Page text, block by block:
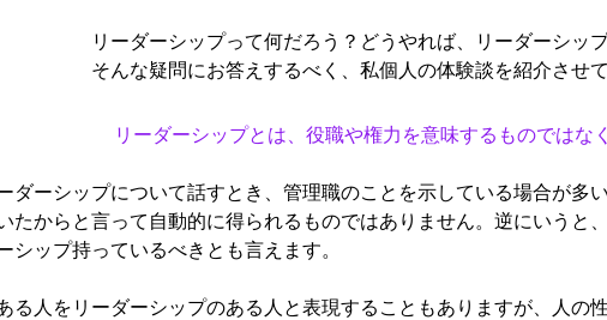
リーダーシップって何だろう？どうやれば、リーダーシッ
そんな疑問にお答えするべく、私個人の体験談を紹介させ
リーダーシップとは、役職や権力を意味するものではな
ダーシップについて話すとき、管理職のことを示している場合が
たからと言って自動的に得られるものではありません。逆にいう
シップ持っているべきとも言えます。
る人をリーダーシップのある人と表現することもありますが、人の